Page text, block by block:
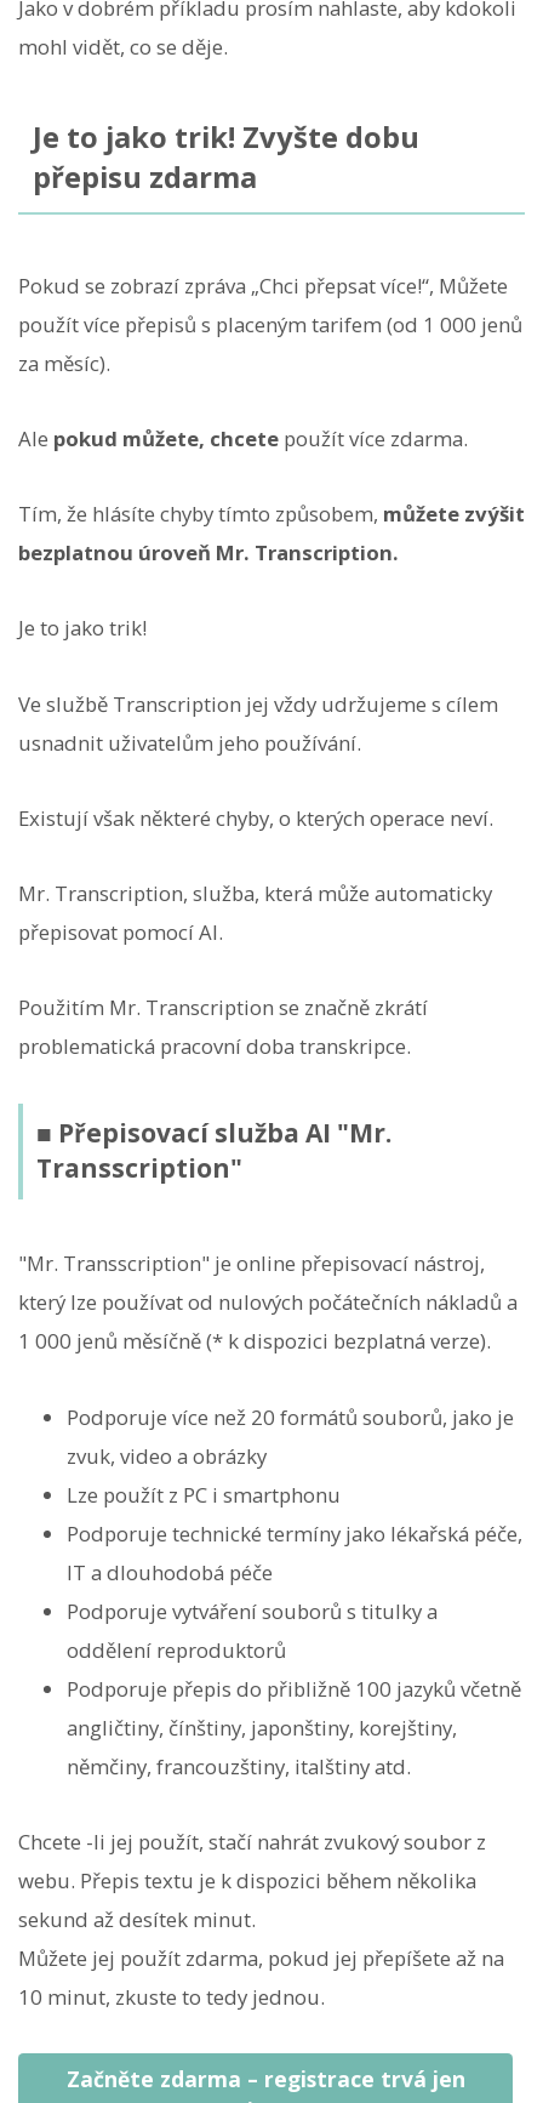
Jako v dobrém příkladu prosím nahlaste, aby kdokoli
mohl vidět, co se děje.
Je to jako trik! Zvyšte dobu
přepisu zdarma
Pokud se zobrazí zpráva „Chci přepsat více!“, Můžete
použít více přepisů s placeným tarifem (od 1 000 jenů
za měsíc).
Ale pokud můžete, chcete použít více zdarma.
Tím, že hlásíte chyby tímto způsobem, můžete zvýšit
bezplatnou úroveň Mr. Transcription.
Je to jako trik!
Ve službě Transcription jej vždy udržujeme s cílem
usnadnit uživatelům jeho používání.
Existují však některé chyby, o kterých operace neví.
Mr. Transcription, služba, která může automaticky
přepisovat pomocí AI.
Použitím Mr. Transcription se značně zkrátí
problematická pracovní doba transkripce.
■ Přepisovací služba AI "Mr.
Transscription"
"Mr. Transscription" je online přepisovací nástroj,
který lze používat od nulových počátečních nákladů a
1 000 jenů měsíčně (* k dispozici bezplatná verze).
Podporuje více než 20 formátů souborů, jako je
zvuk, video a obrázky
Lze použít z PC i smartphonu
Podporuje technické termíny jako lékařská péče,
IT a dlouhodobá péče
Podporuje vytváření souborů s titulky a
oddělení reproduktorů
Podporuje přepis do přibližně 100 jazyků včetně
angličtiny, čínštiny, japonštiny, korejštiny,
němčiny, francouzštiny, italštiny atd.
Chcete -li jej použít, stačí nahrát zvukový soubor z
webu. Přepis textu je k dispozici během několika
sekund až desítek minut.
Můžete jej použít zdarma, pokud jej přepíšete až na
10 minut, zkuste to tedy jednou.
Začněte zdarma – registrace trvá jen